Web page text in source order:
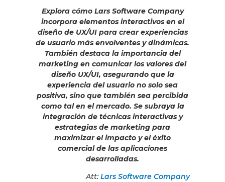
Explora cómo Lars Software Company
incorpora elementos interactivos en el
diseño de UX/UI para crear experiencias
de usuario más envolventes y dinámicas.
También destaca la importancia del
marketing en comunicar los valores del
diseño UX/UI, asegurando que la
experiencia del usuario no solo sea
positiva, sino que también sea percibida
como tal en el mercado. Se subraya la
integración de técnicas interactivas y
estrategias de marketing para
maximizar el impacto y el éxito
comercial de las aplicaciones
desarrolladas.
Att: Lars Software Company